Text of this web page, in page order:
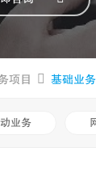
项目 基础业务
业务